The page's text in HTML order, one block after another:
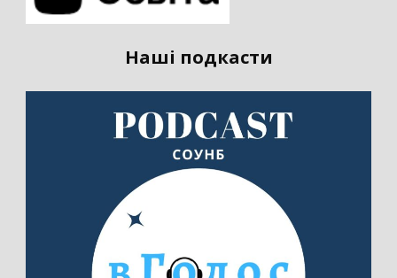
Наші подкасти